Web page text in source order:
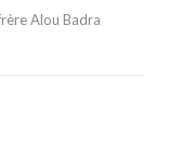
Alou Badra